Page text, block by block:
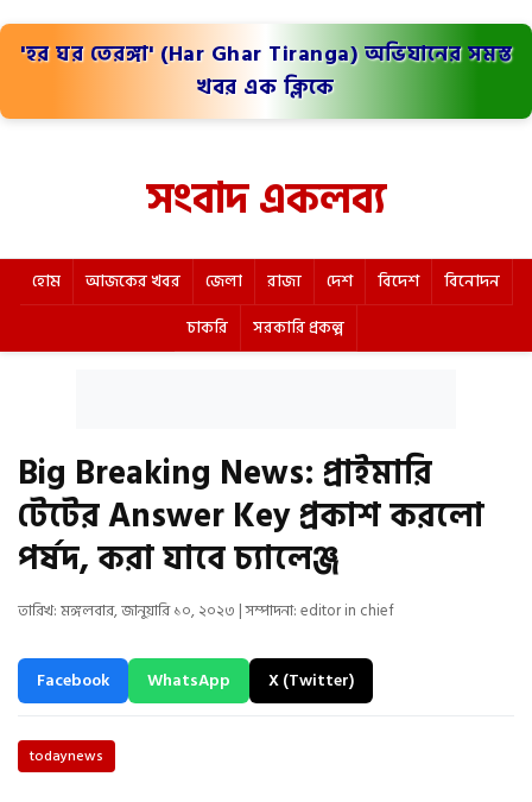
'হর ঘর তেরঙ্গা' (Har Ghar Tiranga) অভিযানের সমস্ত
খবর এক ক্লিকে
সংবাদ একলব্য
হোম আজকের খবর জেলা রাজ্য দেশ বিদেশ
বিনোদন
চাকরি
সরকারি প্রকল্প
Big Breaking News: প্রাইমারি
টেটের Answer Key প্রকাশ করলো
পর্ষদ, করা যাবে চ্যালেঞ্জ
তারিখ: মঙ্গলবার, জানুয়ারি ১০, ২০২৩ | সম্পাদনা: editor in chief
Facebook WhatsApp X (Twitter)
todaynews